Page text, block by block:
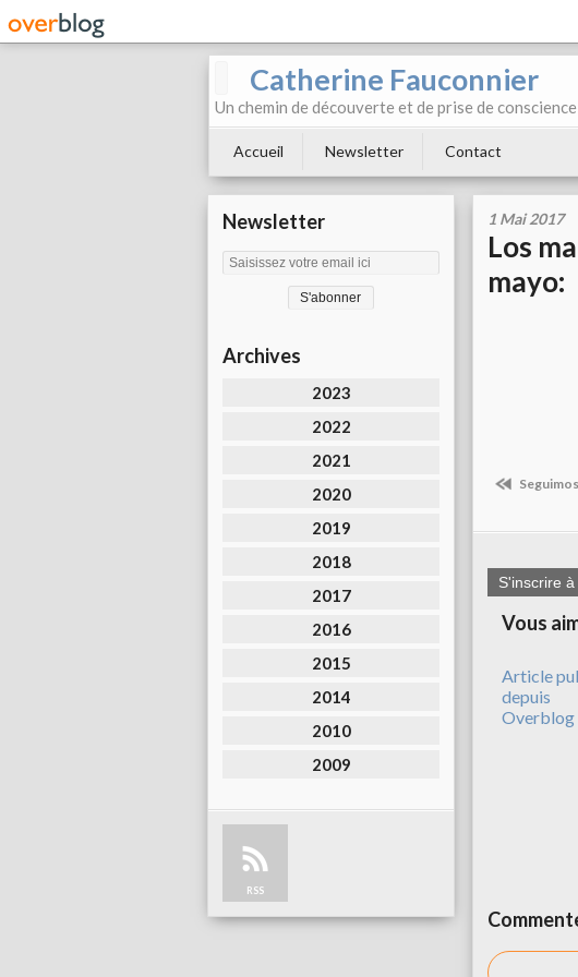
Catherine Fauconnier
Un chemin de découverte et de prise de
Accueil Newsletter Contact
Newsletter
Archives
2023
2022
2021
2020
2019
2018
2017
2016
2015
2014
2010
2009
RSS
1 Mai 2017
Los
mayo:
S'inscrire
Vous
Article
depuis
Overblog